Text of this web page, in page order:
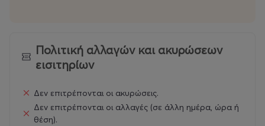
Πολιτική αλλαγών και ακυρώσεων
εισιτηρίων
Δεν επιτρέπονται οι ακυρώσεις.
Δεν επιτρέπονται οι αλλαγές (σε άλλη ημέρα, ώρα ή
θέση).